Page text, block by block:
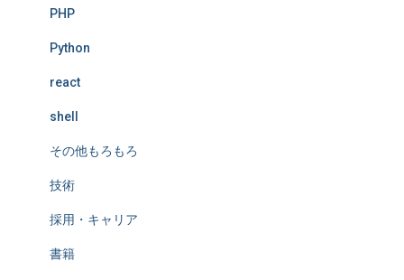
PHP
Python
react
shell
その他もろもろ
技術
採用・キャリア
書籍